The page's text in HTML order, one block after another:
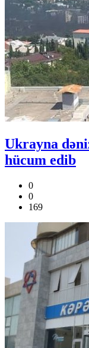
Ukrayna
hücum edib
0
0
169